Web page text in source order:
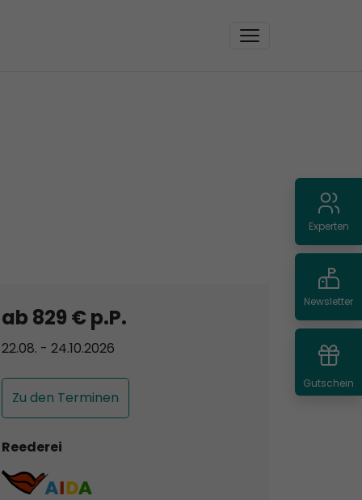
ab 829 € p.P.
22.08. - 24.10.2026
Zu den Terminen
Reederei
Experten
Newsletter
Gutschein